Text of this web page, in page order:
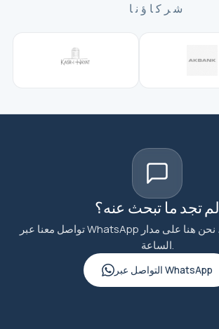
شركاؤنا
لم تجد ما تبحث عنه؟
تواصل معنا عبر WhatsApp لتخطيط خاص بك، نحن هنا على مدار
الساعة.
التواصل عبر WhatsApp